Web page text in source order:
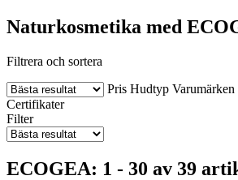
Naturkosmetika med
Filtrera och sortera
Pris Hudtyp Varumärken
Certifikater
Filter
ECOGEA: 1 - 30 av 39